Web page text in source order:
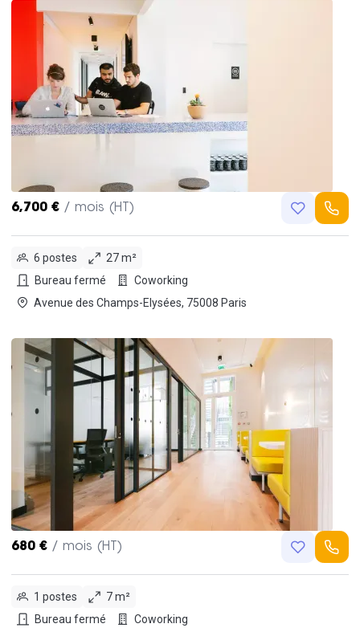
6,700 € / mois (HT)
6 postes
27 m²
Bureau fermé
Coworking
Avenue des Champs-Elysées, 75008 Paris
680 € / mois (HT)
1 postes
7 m²
Bureau fermé
Coworking